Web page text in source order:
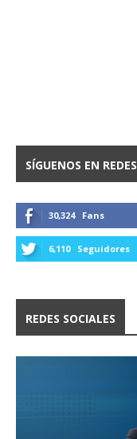
SÍGUENOS EN REDES
30,324 Fans
6,110 Seguidores
REDES SOCIALES